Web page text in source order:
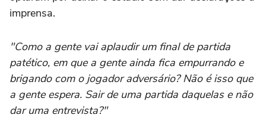
imprensa.
"Como a gente vai aplaudir um final de partida
patético, em que a gente ainda fica empurrando e
brigando com o jogador adversário? Não é isso que
a gente espera. Sair de uma partida daquelas e não
dar uma entrevista?"